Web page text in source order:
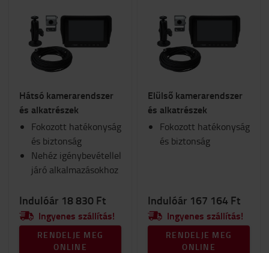
Hátsó kamerarendszer
és alkatrészek
Fokozott hatékonyság
és biztonság
Nehéz igénybevétellel
járó alkalmazásokhoz
Indulóár 18 830 Ft
Ingyenes szállítás!
RENDELJE MEG
ONLINE
Elülső kamerarendszer
és alkatrészek
Fokozott hatékonyság
és biztonság
Indulóár 167 164 Ft
Ingyenes szállítás!
RENDELJE MEG
ONLINE